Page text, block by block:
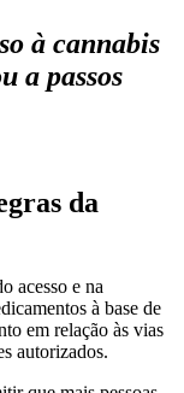
à cannabis
a passos
da
acesso e na
à base de
em relação às vias
autorizados.